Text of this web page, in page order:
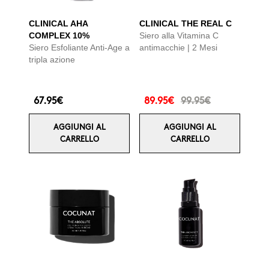
CLINICAL AHA
COMPLEX 10%
Siero Esfoliante Anti-Age a
tripla azione
67.95€
AGGIUNGI AL
CARRELLO
CLINICAL THE REAL C
Siero alla Vitamina C
antimacchie | 2 Mesi
89.95€ 99.95€
AGGIUNGI AL
CARRELLO